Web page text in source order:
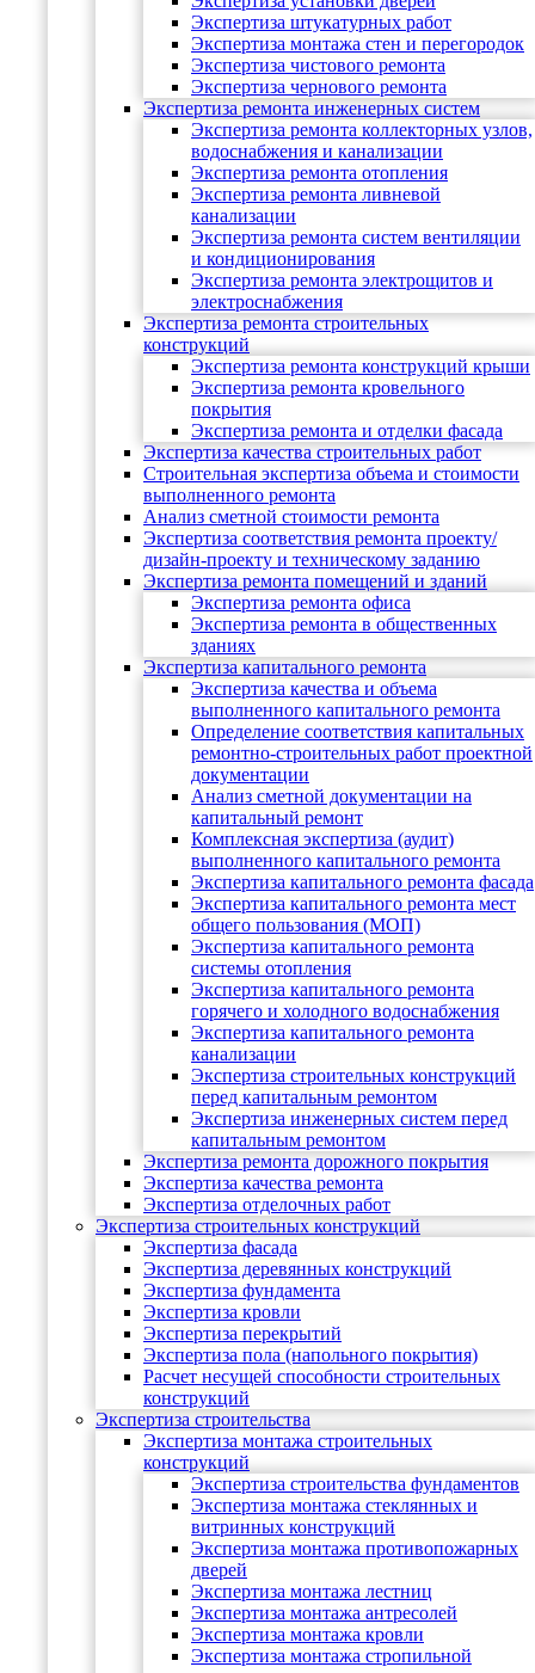
Экспертиза штукатурных работ
Экспертиза монтажа стен и перегородок
Экспертиза чистового ремонта
Экспертиза чернового ремонта
Экспертиза ремонта инженерных систем
Экспертиза ремонта коллекторных узлов,
водоснабжения и канализации
Экспертиза ремонта отопления
Экспертиза ремонта ливневой
канализации
Экспертиза ремонта систем вентиляции
и кондиционирования
Экспертиза ремонта электрощитов и
электроснабжения
Экспертиза ремонта строительных
конструкций
Экспертиза ремонта конструкций крыши
Экспертиза ремонта кровельного
покрытия
Экспертиза ремонта и отделки фасада
Экспертиза качества строительных работ
Строительная экспертиза объема и стоимости
выполненного ремонта
Анализ сметной стоимости ремонта
Экспертиза соответствия ремонта проекту/
дизайн-проекту и техническому заданию
Экспертиза ремонта помещений и зданий
Экспертиза ремонта офиса
Экспертиза ремонта в общественных
зданиях
Экспертиза капитального ремонта
Экспертиза качества и объема
выполненного капитального ремонта
Определение соответствия капитальных
ремонтно-строительных работ проектной
документации
Анализ сметной документации на
капитальный ремонт
Комплексная экспертиза (аудит)
выполненного капитального ремонта
Экспертиза капитального ремонта фасада
Экспертиза капитального ремонта мест
общего пользования (МОП)
Экспертиза капитального ремонта
системы отопления
Экспертиза капитального ремонта
горячего и холодного водоснабжения
Экспертиза капитального ремонта
канализации
Экспертиза строительных конструкций
перед капитальным ремонтом
Экспертиза инженерных систем перед
капитальным ремонтом
Экспертиза ремонта дорожного покрытия
Экспертиза качества ремонта
Экспертиза отделочных работ
Экспертиза строительных конструкций
Экспертиза фасада
Экспертиза деревянных конструкций
Экспертиза фундамента
Экспертиза кровли
Экспертиза перекрытий
Экспертиза пола (напольного покрытия)
Расчет несущей способности строительных
конструкций
Экспертиза строительства
Экспертиза монтажа строительных
конструкций
Экспертиза строительства фундаментов
Экспертиза монтажа стеклянных и
витринных конструкций
Экспертиза монтажа противопожарных
дверей
Экспертиза монтажа лестниц
Экспертиза монтажа антресолей
Экспертиза монтажа кровли
Экспертиза монтажа стропильной